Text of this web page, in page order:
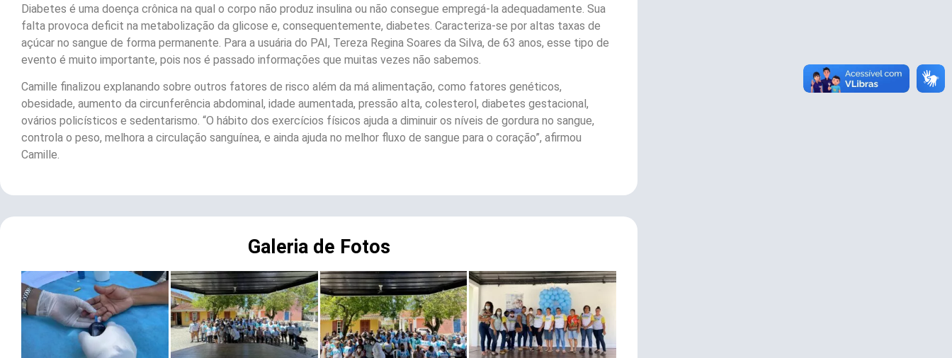
Diabetes é uma doença crônica na qual o corpo não produz insulina ou não consegue empregá-la adequadamente. Sua
falta provoca deficit na metabolização da glicose e, consequentemente, diabetes. Caracteriza-se por altas taxas de
açúcar no sangue de forma permanente. Para a usuária do PAI, Tereza Regina Soares da Silva, de 63 anos, esse tipo de
evento é muito importante, pois nos é passado informações que muitas vezes não sabemos.
Camille finalizou explanando sobre outros fatores de risco além da má alimentação, como fatores genéticos,
obesidade, aumento da circunferência abdominal, idade aumentada, pressão alta, colesterol, diabetes gestacional,
ovários policísticos e sedentarismo. “O hábito dos exercícios físicos ajuda a diminuir os níveis de gordura no sangue,
controla o peso, melhora a circulação sanguínea, e ainda ajuda no melhor fluxo de sangue para o coração”, afirmou
Camille.
Galeria de Fotos